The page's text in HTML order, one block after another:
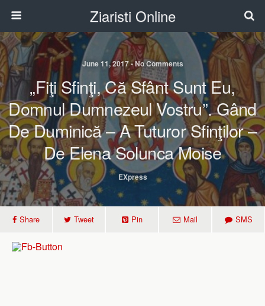
Ziaristi Online
June 11, 2017 • No Comments
„Fiţi Sfinţi, Că Sfânt Sunt Eu,
Domnul Dumnezeul Vostru”. Gând
De Duminică – A Tuturor Sfinţilor –
De Elena Solunca Moise
EXpress
Share Tweet Pin Mail SMS